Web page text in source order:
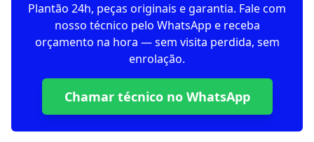
Plantão 24h, peças originais e garantia. Fale com
nosso técnico pelo WhatsApp e receba
orçamento na hora — sem visita perdida, sem
enrolação.
Chamar técnico no WhatsApp